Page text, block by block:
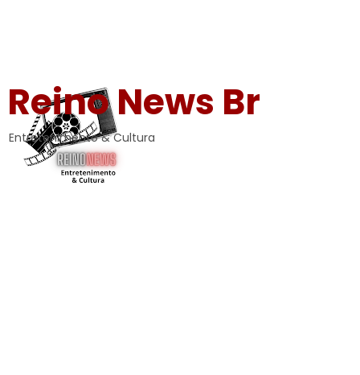
Reino News Br
Entretenimento & Cultura